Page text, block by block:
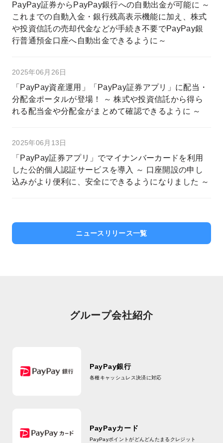
PayPay証券からPayPay銀行への自動出金が可能に ～
これまでの自動入金・銀行残高表示機能に加え、株式
や投資信託の売却代金などが手続き不要でPayPay銀
行普通預金口座へ自動出金できるように～
2025年06月26日
「PayPay資産運用」「PayPay証券アプリ」に配当・
分配金ポータルが登場！ ～ 株式や投資信託から得ら
れる配当金や分配金がまとめて確認できるように ～
2025年06月13日
「PayPay証券アプリ」でマイナンバーカードを利用
した公的個人認証サービスを導入 ～ 口座開設の申し
込みがより便利に、安全にできるようになりました ～
ニュースリリース一覧
2026年08月03日
2026年07月31日
グループ会社紹介
PayPay銀行
各種キャッシュレス決済に対応
PayPayカード
PayPayポイントがどんどんたまるクレジット